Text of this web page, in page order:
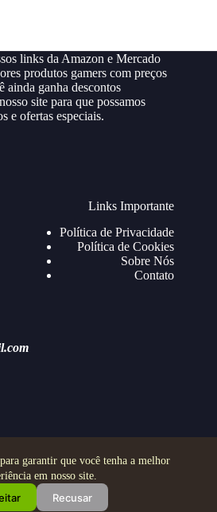
garantir que você tenha a melhor
em nosso site.
Recusar
links da Amazon e Mercado
produtos gamers com preços
ainda ganha descontos
site para que possamos
e ofertas especiais.
Links Importante
Política de Privacidade
Política de Cookies
Sobre Nós
Contato
Festival - Todos os direitos